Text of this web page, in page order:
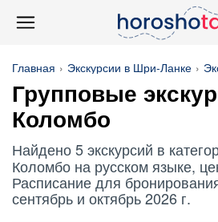
Главная Экскурсии в Шри-Ланке
Групповые
Коломбо
Найдено 5 экскурсий в
Коломбо на русском языке,
Расписание для
сентябрь и октябрь 2026 г.